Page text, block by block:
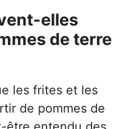
elles
de terre
les frites et les
de pommes de